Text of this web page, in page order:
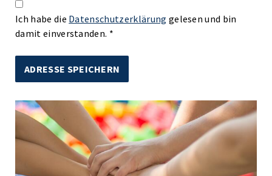
Ich habe die Datenschutzerklärung gelesen und bin
damit einverstanden. *